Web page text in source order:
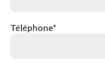
Téléphone*